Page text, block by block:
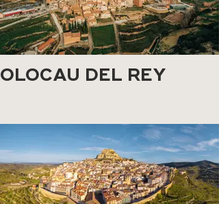
OLOCAU DEL REY